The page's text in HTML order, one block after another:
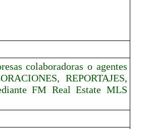
colaboradoras o agentes
REPORTAJES,
FM Real Estate MLS